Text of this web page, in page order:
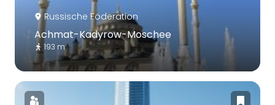
Russische Föderation
Achmat-Kadyrow-Moschee
193 m